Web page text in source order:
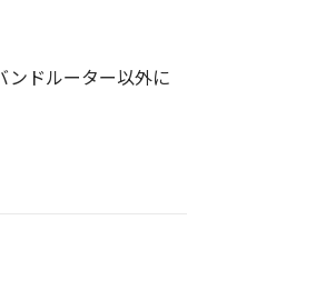
ンドルーター以外に